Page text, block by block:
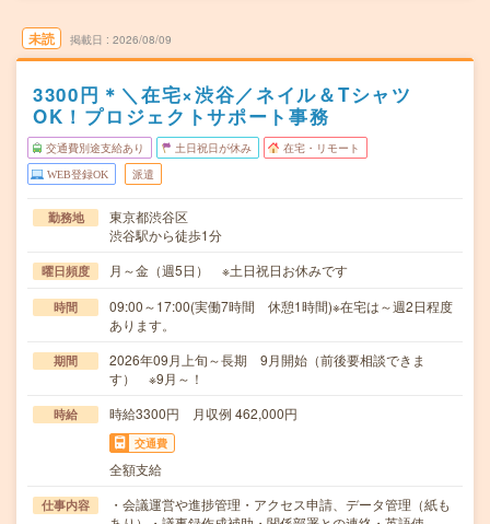
未読 掲載日 2026/08/09
3300円＊＼在宅×渋谷／ネイル＆Tシャツ
OK！プロジェクトサポート事務
交通費別途支給あり 土日祝日が休み 在宅・リモート
WEB登録OK 派遣
勤務地
東京都渋谷区
渋谷駅から徒歩1分
曜日頻度 月～金（週5日） ※土日祝日お休みです
時間
09:00～17:00(実働7時間 休憩1時間)※在宅は～週2日程度
あります。
期間
2026年09月上旬～長期 9月開始（前後要相談できま
す） ※9月～！
時給 時給3300円 月収例 462,000円
交通費
全額支給
仕事内容
・会議運営や進捗管理・アクセス申請、データ管理（紙も